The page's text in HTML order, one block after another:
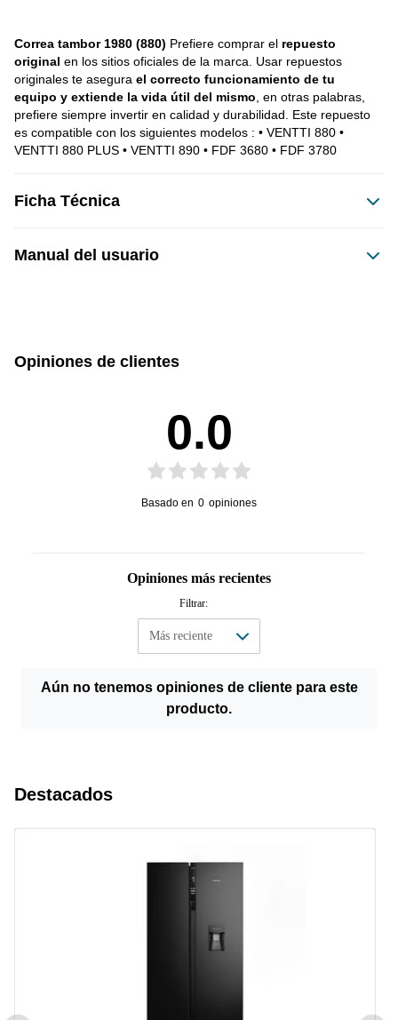
Correa tambor 1980 (880) Prefiere comprar el repuesto
original en los sitios oficiales de la marca. Usar repuestos
originales te asegura el correcto funcionamiento de tu
equipo y extiende la vida útil del mismo , en otras palabras,
prefiere siempre invertir en calidad y durabilidad. Este repuesto
es compatible con los siguientes modelos : • VENTTI 880 •
VENTTI 880 PLUS • VENTTI 890 • FDF 3680 • FDF 3780
Ficha Técnica
Manual del usuario
Opiniones de clientes
0.0
Basado en 0 opiniones
Opiniones más recientes
Filtrar:
Aún no tenemos opiniones de cliente para este
producto.
Destacados